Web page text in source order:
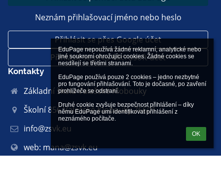
EduPage nepoužívá žádné reklamní, analytické nebo
jiné soukromí ohrožující cookies. Žádné cookies se
nesdílejí se třetími stranami.
EduPage používá pouze 2 cookies – jedno nezbytné
pro fungování přihlašování. Toto je dočasné, po zavření
prohlížeče se odstraní.
Druhé cookie zvyšuje bezpečnost přihlášení – díky
němu EduPage umí identifikovat přihlášení z
neznámého počítače.
OK
Neznám přihlašovací jméno nebo heslo
Přihlásit se přes Google účet
Přihlásit se přes Microsoft účet
Kontakty
Základní škola Valašské Klobouky
Školní 856 Valašské Klobouky 76601
info@zsvk.eu
web: mana@zsvk.eu